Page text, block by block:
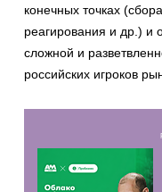
конечных точках
реагирования и др.) и
сложной и
российских игроков